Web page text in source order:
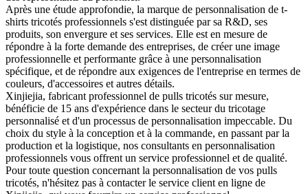
Après une étude approfondie, la marque de personnalisation de t-
shirts tricotés professionnels s'est distinguée par sa R&D, ses
produits, son envergure et ses services. Elle est en mesure de
répondre à la forte demande des entreprises, de créer une image
professionnelle et performante grâce à une personnalisation
spécifique, et de répondre aux exigences de l'entreprise en termes de
couleurs, d'accessoires et autres détails.
Xinjiejia, fabricant professionnel de pulls tricotés sur mesure,
bénéficie de 15 ans d'expérience dans le secteur du tricotage
personnalisé et d'un processus de personnalisation impeccable. Du
choix du style à la conception et à la commande, en passant par la
production et la logistique, nos consultants en personnalisation
professionnels vous offrent un service professionnel et de qualité.
Pour toute question concernant la personnalisation de vos pulls
tricotés, n'hésitez pas à contacter le service client en ligne de